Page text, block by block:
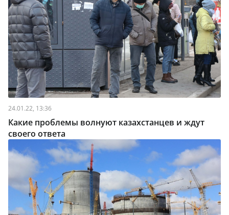
24.01.22, 13:36
Какие проблемы волнуют казахстанцев и ждут
своего ответа